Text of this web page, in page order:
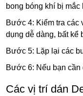
bong bóng khí bị
Bước 4: Kiểm tra các
dụng dễ dàng, bất kể
Bước 5: Lặp lại các
Bước 6: Nếu bạn
Các vị trí dán